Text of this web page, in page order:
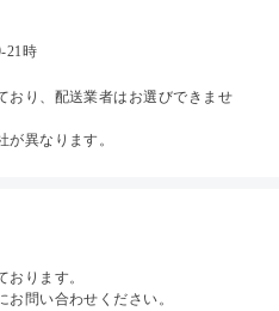
21時
おり、配送業者はお選びできませ
異なります。
ります。
問い合わせください。